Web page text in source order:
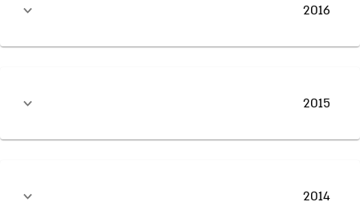
2016
2015
2014